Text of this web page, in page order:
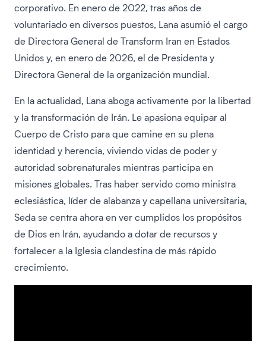
corporativo. En enero de 2022, tras años de
voluntariado en diversos puestos, Lana asumió el cargo
de Directora General de Transform Iran en Estados
Unidos y, en enero de 2026, el de Presidenta y
Directora General de la organización mundial.
En la actualidad, Lana aboga activamente por la libertad
y la transformación de Irán. Le apasiona equipar al
Cuerpo de Cristo para que camine en su plena
identidad y herencia, viviendo vidas de poder y
autoridad sobrenaturales mientras participa en
misiones globales. Tras haber servido como ministra
eclesiástica, líder de alabanza y capellana universitaria,
Seda se centra ahora en ver cumplidos los propósitos
de Dios en Irán, ayudando a dotar de recursos y
fortalecer a la Iglesia clandestina de más rápido
crecimiento.